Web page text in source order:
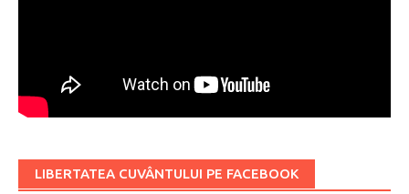
LIBERTATEA CUVÂNTULUI PE FACEBOOK